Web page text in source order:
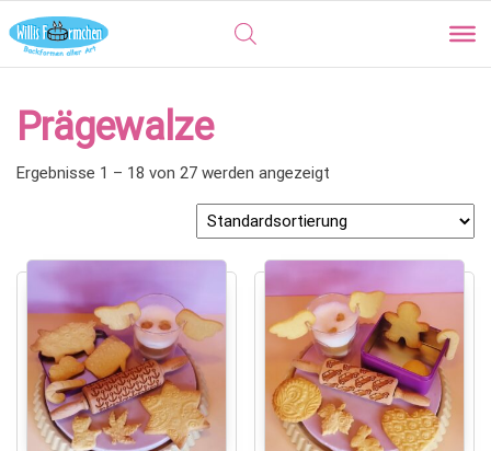
Prägewalze
Ergebnisse 1 – 18 von 27 werden angezeigt